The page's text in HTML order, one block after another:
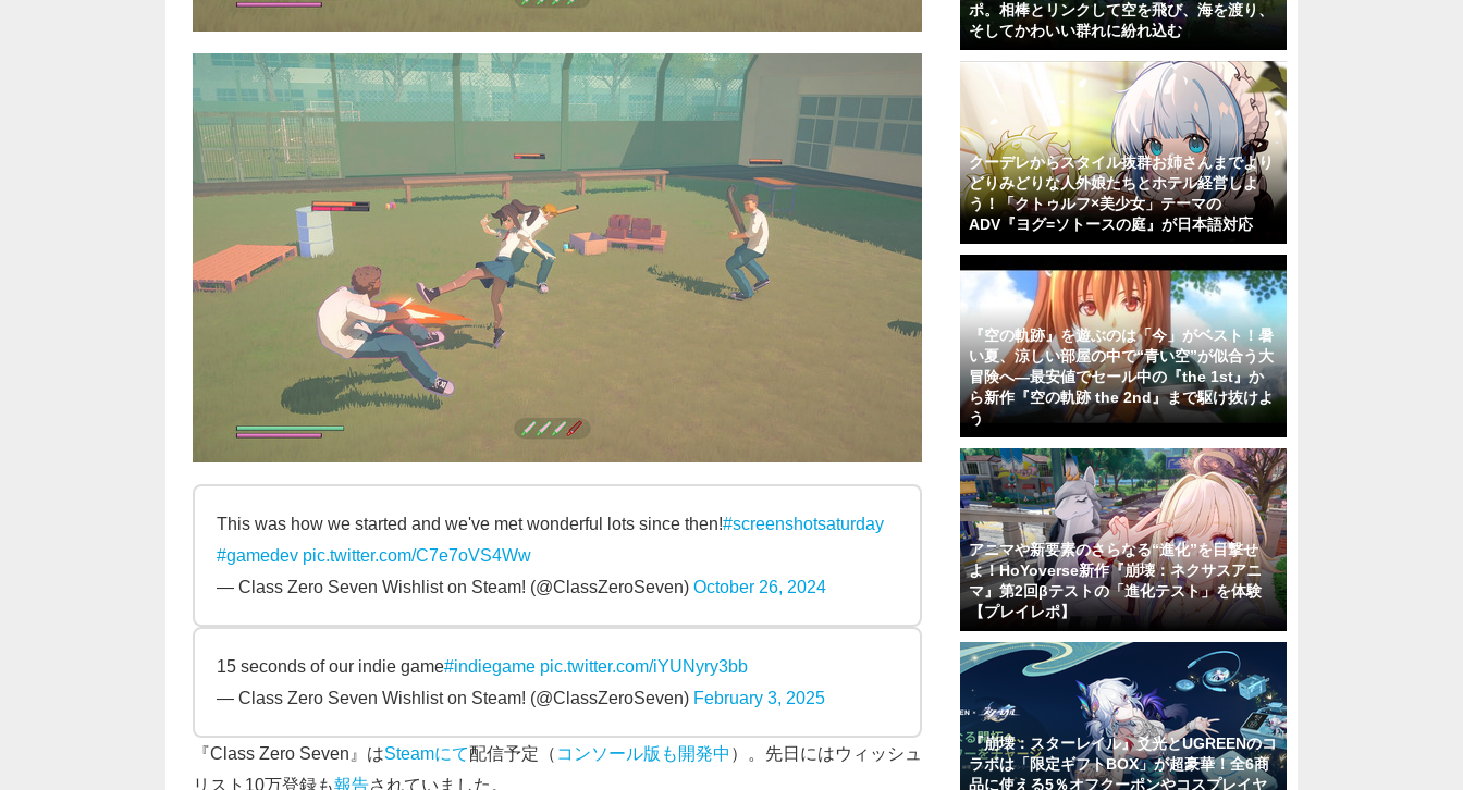
This was how we started and we've met wonderful lots since then!#screenshotsaturday
#gamedev pic.twitter.com/C7e7oVS4Ww
— Class Zero Seven Wishlist on Steam! (@ClassZeroSeven) October 26, 2024
15 seconds of our indie game#indiegame pic.twitter.com/iYUNyry3bb
— Class Zero Seven Wishlist on Steam! (@ClassZeroSeven) February 3, 2025
『Class Zero Seven』はSteamにて配信予定（ コンソール版も開発中 ）。先日にはウィッシュ
リスト10万登録も報告されていました。
ポ。相棒とリンクして空を飛び、海を渡り、
そしてかわいい群れに紛れ込む
クーデレからスタイル抜群お姉さんまでより
どりみどりな人外娘たちとホテル経営しよ
う！「クトゥルフ×美少女」テーマの
ADV『ヨグ=ソトースの庭』が日本語対応
『空の軌跡』を遊ぶのは「今」がベスト！暑
い夏、涼しい部屋の中で“青い空”が似合う大
冒険へ―最安値でセール中の『the 1st』か
ら新作『空の軌跡 the 2nd』まで駆け抜けよ
う
アニマや新要素のさらなる“進化”を目撃せ
よ！HoYoverse新作『崩壊：ネクサスアニ
マ』第2回βテストの「進化テスト」を体験
【プレイレポ】
『崩壊：スターレイル』爻光とUGREENのコ
ラボは「限定ギフトBOX」が超豪華！全6商
品に使える5％オフクーポンやコスプレイヤ